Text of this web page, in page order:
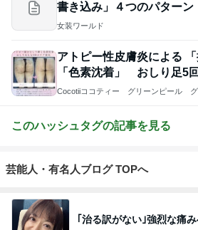
書き込み」４つのパターン
女装ワールド
アトピー性皮膚炎による
「色素沈着」 おしり足5
Cocotiiココティー グリーンピール グ
このハッシュタグの記事を見る
芸能人・有名人ブログ TOPへ
｢治る訳がない｣強烈な痛